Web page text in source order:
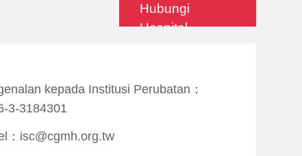
Hubungi
Hospital
kepada Institusi Perubatan：
3-3184301
：isc@cgmh.org.tw